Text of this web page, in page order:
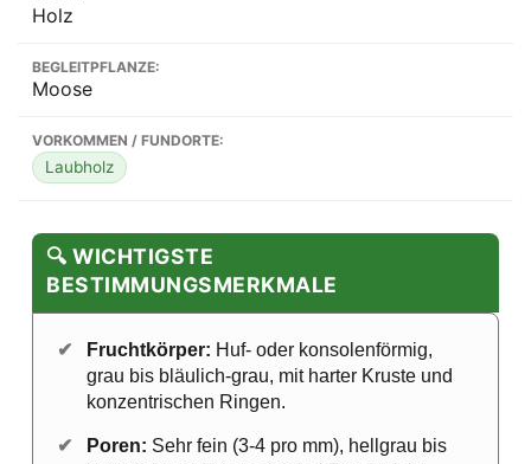
Holz
BEGLEITPFLANZE:
Moose
VORKOMMEN / FUNDORTE:
Laubholz
🔍 WICHTIGSTE
BESTIMMUNGSMERKMALE
✔ Fruchtkörper: Huf- oder konsolenförmig,
grau bis bläulich-grau, mit harter Kruste und
konzentrischen Ringen.
✔ Poren: Sehr fein (3-4 pro mm), hellgrau bis